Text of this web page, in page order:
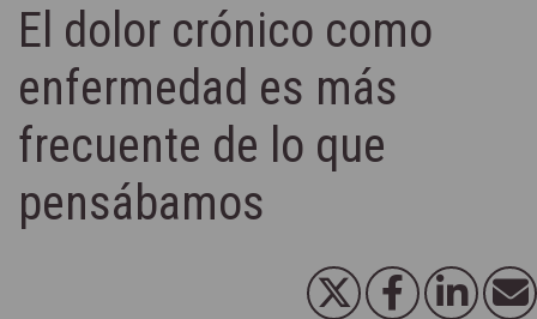
El dolor crónico como
enfermedad es más
frecuente de lo que
pensábamos